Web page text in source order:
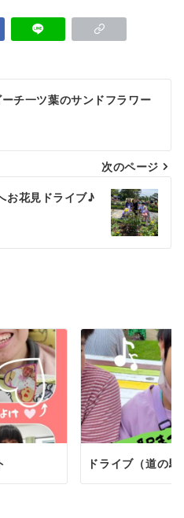
チ一ツ葉のサンドフラワー
次のページ
お花見ドライブ♪
ドライブ（道の